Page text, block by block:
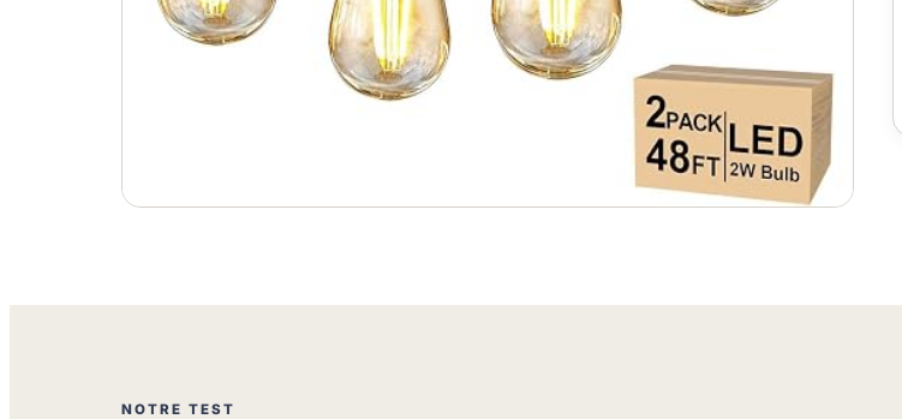
NOTRE TEST